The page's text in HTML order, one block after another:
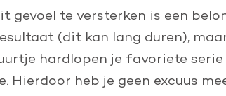
gevoel te versterken is een
(dit kan lang duren),
hardlopen je favoriete
Hierdoor heb je geen excuus